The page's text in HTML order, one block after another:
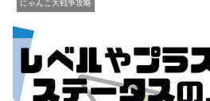
にゃんこ大戦争攻略